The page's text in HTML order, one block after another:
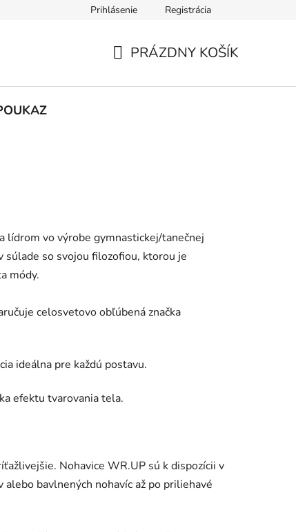
Reklamácia Často kladené otázky
Prihlásenie Registrácia
PRÁZDNY KOŠÍK
lídrom vo výrobe gymnastickej/tanečnej
súlade so svojou filozofiou, ktorou je
módy.
celosvetovo obľúbená značka
ideálna pre každú postavu.
efektu tvarovania tela.
Nohavice WR.UP sú k dispozícii v
bavlnených nohavíc až po priliehavé